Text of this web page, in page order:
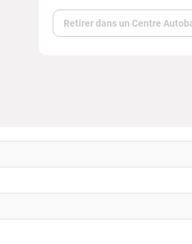
Retirer dans un Centre